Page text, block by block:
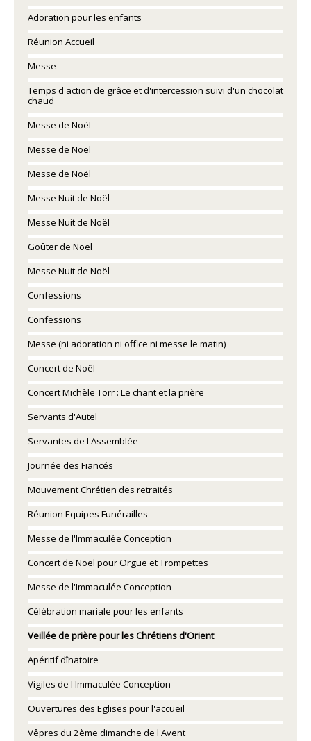
Adoration pour les enfants
Réunion Accueil
Messe
Temps d'action de grâce et d'intercession suivi d'un chocolat
chaud
Messe de Noël
Messe de Noël
Messe de Noël
Messe Nuit de Noël
Messe Nuit de Noël
Goûter de Noël
Messe Nuit de Noël
Confessions
Confessions
Messe (ni adoration ni office ni messe le matin)
Concert de Noël
Concert Michèle Torr : Le chant et la prière
Servants d'Autel
Servantes de l'Assemblée
Journée des Fiancés
Mouvement Chrétien des retraités
Réunion Equipes Funérailles
Messe de l'Immaculée Conception
Concert de Noël pour Orgue et Trompettes
Messe de l'Immaculée Conception
Célébration mariale pour les enfants
Veillée de prière pour les Chrétiens d'Orient
Apéritif dînatoire
Vigiles de l'Immaculée Conception
Ouvertures des Eglises pour l'accueil
Vêpres du 2ème dimanche de l'Avent